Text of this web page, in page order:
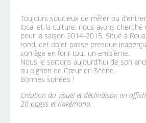
Toujours soucieux de mêler ou
local et la culture, nous avons cherché
pour la saison 2014-2015. Situé à
rond, cet objet passe presque
son âge en font tout un emblème.
Nous le sortons aujourd’hui de son
au pignon de Cœur en Scène.
Bonnes soirées !
Création du visuel et déclinaison en
20 pages et Kakémono.